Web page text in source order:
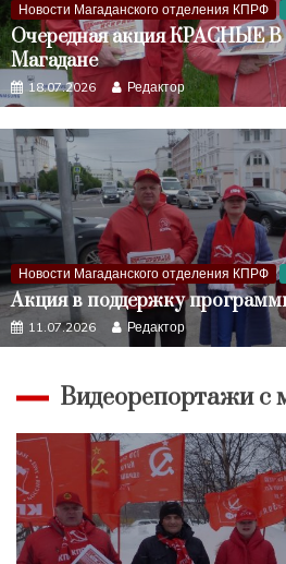
Новости Магаданского отделения КПРФ
Очередная акция КРАСНЫЕ
Магадане
18.07.2026 Редактор
Новости Магаданского отделения КПРФ
Акция в поддержку
11.07.2026 Редактор
Видеорепортажи с